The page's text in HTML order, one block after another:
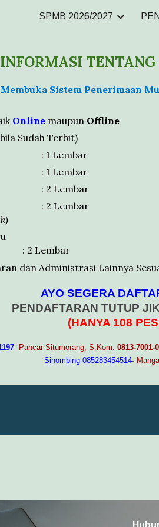
Skip to main content
SPMB 2026/2027
INFORMASI
Membuka Sistem Penerimaan
Online maupunOffline
Sudah Terbit)
: 1 Lembar
: 1 Lembar
: 2 Lembar
: 2 Lembar
: 2 Lembar
dan Administrasi Lainnya
AYO SEGERA
PENDAFTARAN TUTUP
(HANYA 108
- Pancar Situmorang, S.Kom. 0813-7001-
Sihombing 085283454514-